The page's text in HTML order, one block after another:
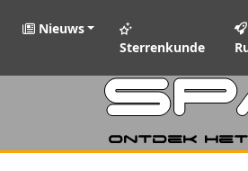
Nieuws
Sterrenkunde
Ontdek